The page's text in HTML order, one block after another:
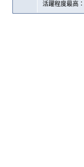
活躍程度最高：